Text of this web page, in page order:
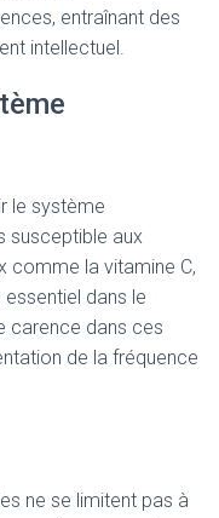
entraînant des
intellectuel.
le système
susceptible aux
comme la vitamine C,
dans le
carence dans ces
de la fréquence
ne se limitent pas à